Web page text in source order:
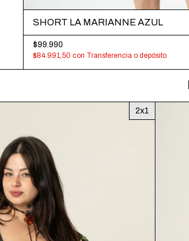
SHORT LA MARIANNE AZUL
$99.990
$84.991,50 con Transferencia o depósito
2x1